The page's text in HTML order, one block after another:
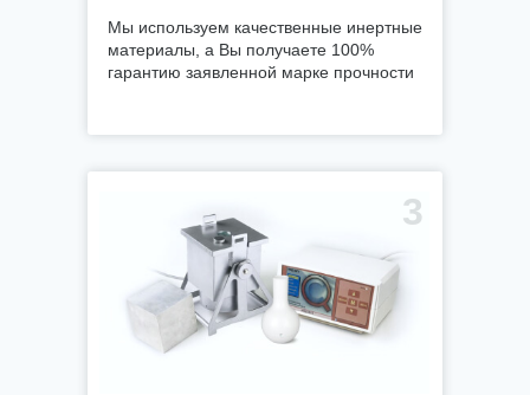
Мы используем качественные инертные
материалы, а Вы получаете 100%
гарантию заявленной марке прочности
3